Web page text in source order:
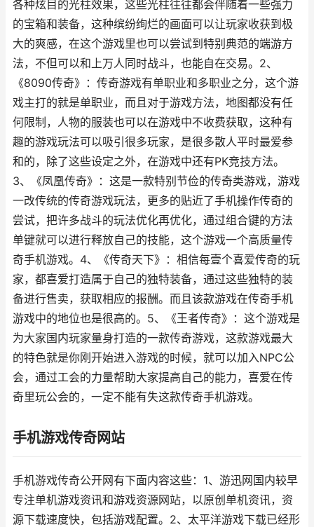
各种炫目的光柱效果，这些光柱往往都会伴随着一些强力
的宝箱和装备，这种缤纷绚烂的画面可以让玩家收获到极
大的爽感，在这个游戏里也可以尝试到特别典范的端游方
法，不但可以和上万人同时战斗，也能自在交易。2、
《8090传奇》：传奇游戏有单职业和多职业之分，这个游
戏主打的就是单职业，而且对于游戏方法，地图都没有任
何限制，人物的服装也可以在游戏中不收费获取，这种有
趣的游戏玩法可以吸引很多玩家，是很多散人平时最爱参
和的，除了这些设定之外，在游戏中还有PK竞技方法。
3、《凤凰传奇》：这是一款特别节俭的传奇类游戏，游戏
一改传统的传奇游戏玩法，更多的贴近了手机操作传奇的
尝试，把许多战斗的玩法优化再优化，通过组合键的方法
单键就可以进行释放自己的技能，这个游戏一个高质量传
奇手机游戏。4、《传奇天下》：相信每壹个喜爱传奇的玩
家，都喜爱打造属于自己的独特装备，通过这些独特的装
备进行售卖，获取相应的报酬。而且该款游戏在传奇手机
游戏中的地位也是很高的。5、《王者传奇》：这个游戏是
为大家国内玩家量身打造的一款传奇游戏，这款游戏最大
的特色就是你刚开始进入游戏的时候，就可以加入NPC公
会，通过工会的力量帮助大家提高自己的能力，喜爱在传
奇里玩公会的，一定不能有失这款传奇手机游戏。
手机游戏传奇网站
手机游戏传奇公开网有下面内容这些：1、游迅网国内较早
专注单机游戏资讯和游戏资源网站，以原创单机资讯，资
源下载速度快，包括游戏配置。2、太平洋游戏下载已经形